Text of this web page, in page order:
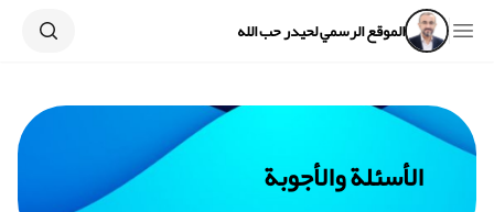
Open sidebarالموقع الرسمي لحيدر حب الله Search
الأسئلة والأجوبة